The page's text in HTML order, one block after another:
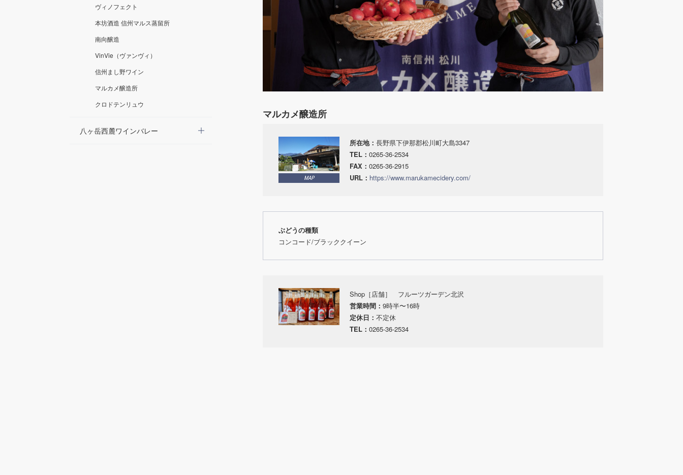
ヴィノフェクト
本坊酒造 信州マルス蒸留所
南向醸造
VinVie（ヴァンヴィ）
信州まし野ワイン
マルカメ醸造所
クロドテンリュウ
八ヶ岳西麓ワインバレー
マルカメ醸造所
MAP
所在地： 長野県下伊那郡松川町大島3347
TEL： 0265‐36‐2534
FAX： 0265-36-2915
URL： https://www.marukamecidery.com/
ぶどうの種類
コンコード/ブラッククイーン
Shop［店舗］ フルーツガーデン北沢
営業時間： 9時半〜16時
定休日： 不定休
TEL： 0265-36-2534